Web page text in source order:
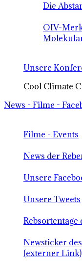
Die
OIV-
Unsere
Cool Climate
News - Filme -
Filme - Events
News der
Unsere
Unsere Tweets
Rebsortentage
Newsticker
(externer Link)